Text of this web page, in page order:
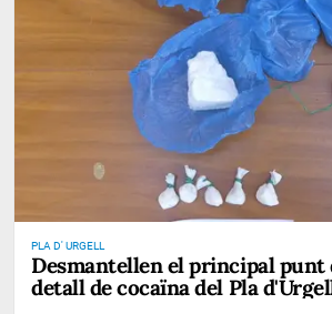
PLA D' URGELL
Desmantellen el principal punt
detall de cocaïna del Pla